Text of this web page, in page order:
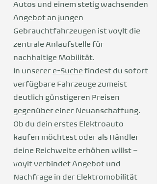
Autos und einem stetig wachsenden
Angebot an jungen
Gebrauchtfahrzeugen ist voylt die
zentrale Anlaufstelle für
nachhaltige Mobilität.
In unserer e-Suche findest du sofort
verfügbare Fahrzeuge zumeist
deutlich günstigeren Preisen
gegenüber einer Neuanschaffung.
Ob du dein erstes Elektroauto
kaufen möchtest oder als Händler
deine Reichweite erhöhen willst –
voylt verbindet Angebot und
Nachfrage in der Elektromobilität